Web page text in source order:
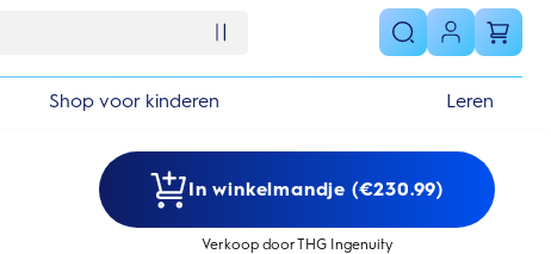
Shop voor kinderen Leren
In winkelmandje (€230.99)
Verkoop door THG Ingenuity